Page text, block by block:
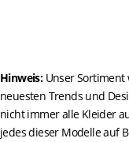
Hinweis:Unser Sortiment
neuesten Trends und
nicht immer alle Kleider
jedes dieser Modelle auf